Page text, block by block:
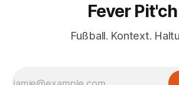
Fever Pit'ch
Fußball. Kontext.